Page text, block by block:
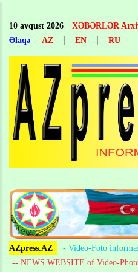
main
content
10 avqust 2026 XƏBƏRLƏR
Əlaqə
AZ | EN | RU
AZpress.AZ
- Video-Foto
-- NEWS WEBSITE of Video-